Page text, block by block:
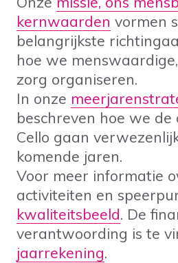
kernwaarden vormen
belangrijkste
hoe we
zorg organiseren.
In onze
beschreven hoe we de
Cello gaan
komende jaren.
Voor meer informatie
activiteiten en
kwaliteitsbeeld. De
verantwoording is te
jaarrekening.